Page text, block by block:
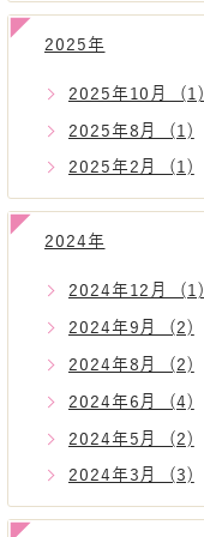
2025年
2025年10月 (1)
2025年8月 (1)
2025年2月 (1)
2024年
2024年12月 (1)
2024年9月 (2)
2024年8月 (2)
2024年6月 (4)
2024年5月 (2)
2024年3月 (3)